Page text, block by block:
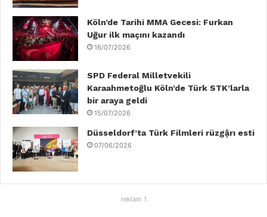
Köln’de Tarihi MMA Gecesi: Furkan
Uğur ilk maçını kazandı
16/07/2026
SPD Federal Milletvekili
Karaahmetoğlu Köln’de Türk STK’larla
bir araya geldi
15/07/2026
Düsseldorf’ta Türk Filmleri rüzgậrı esti
07/06/2026
reklam 1